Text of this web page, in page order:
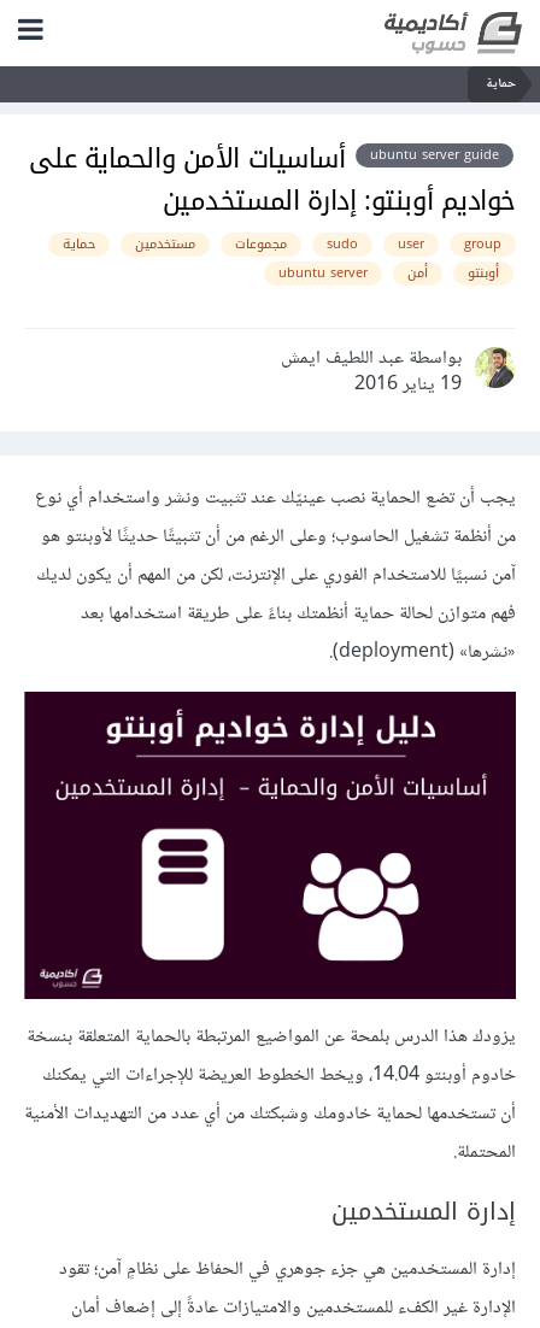
حماية
ubuntu server guide
أساسيات الأمن والحماية على
خواديم أوبنتو: إدارة المستخدمين
group
user
sudo مجموعات مستخدمين
حماية
أوبنتو
أمن ubuntu server
بواسطة عبد اللطيف ايمش
19 يناير 2016
يجب أن تضع الحماية نصب عينيّك عند تثبيت ونشر واستخدام أي نوع
من أنظمة تشغيل الحاسوب؛ وعلى الرغم من أن تثبيتًا حديثًا لأوبنتو هو
آمن نسبيًا للاستخدام الفوري على الإنترنت، لكن من المهم أن يكون لديك
فهم متوازن لحالة حماية أنظمتك بناءً على طريقة استخدامها بعد
«نشرها» (deployment).
يزودك هذا الدرس بلمحة عن المواضيع المرتبطة بالحماية المتعلقة بنسخة
خادوم أوبنتو 14.04، ويخط الخطوط العريضة للإجراءات التي يمكنك
أن تستخدمها لحماية خادومك وشبكتك من أي عدد من التهديدات الأمنية
المحتملة.
إدارة المستخدمين
إدارة المستخدمين هي جزء جوهري في الحفاظ على نظامٍ آمن؛ تقود
الإدارة غير الكفء للمستخدمين والامتيازات عادةً إلى إضعاف أمان